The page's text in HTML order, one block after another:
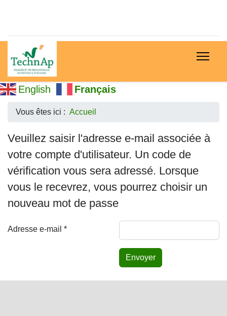
English Français
Vous êtes ici : Accueil
Veuillez saisir l'adresse e-mail associée à
votre compte d'utilisateur. Un code de
vérification vous sera adressé. Lorsque
vous le recevrez, vous pourrez choisir un
nouveau mot de passe
Adresse e-mail *
Envoyer